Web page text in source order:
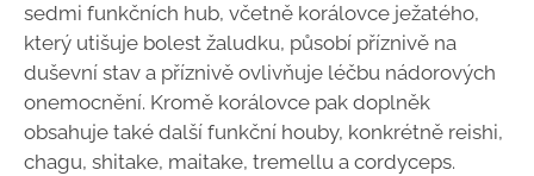
sedmi funkčních hub, včetně korálovce ježatého,
který utišuje bolest žaludku, působí příznivě na
duševní stav a příznivě ovlivňuje léčbu nádorových
onemocnění. Kromě korálovce pak doplněk
obsahuje také další funkční houby, konkrétně reishi,
chagu, shitake, maitake, tremellu a cordyceps.